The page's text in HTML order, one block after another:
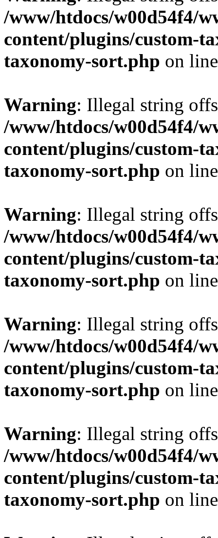
/www/htdocs/w00d54f4/
content/plugins/custom-
taxonomy-sort.php on
Warning: Illegal string
/www/htdocs/w00d54f4/
content/plugins/custom-
taxonomy-sort.php on
Warning: Illegal string
/www/htdocs/w00d54f4/
content/plugins/custom-
taxonomy-sort.php on
Warning: Illegal string
/www/htdocs/w00d54f4/
content/plugins/custom-
taxonomy-sort.php on
Warning: Illegal string
/www/htdocs/w00d54f4/
content/plugins/custom-
taxonomy-sort.php on